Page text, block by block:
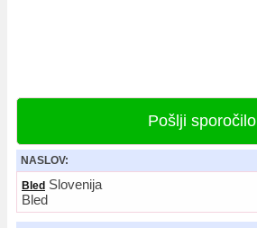
Pošlji sporočilo
NASLOV:
Bled Slovenija
Bled